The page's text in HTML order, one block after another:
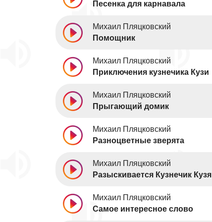
Песенка для карнавала
Михаил Пляцковский
Помощник
Михаил Пляцковский
Приключения кузнечика Кузи
Михаил Пляцковский
Прыгающий домик
Михаил Пляцковский
Разноцветные зверята
Михаил Пляцковский
Разыскивается Кузнечик Кузя
Михаил Пляцковский
Самое интересное слово